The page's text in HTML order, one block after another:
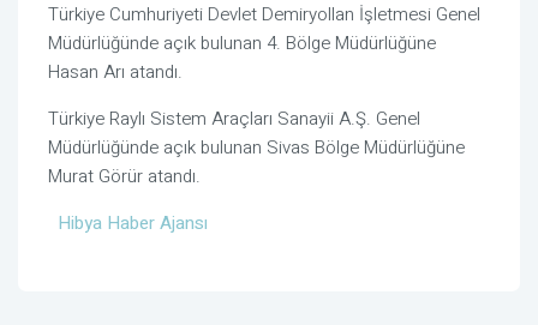
Türkiye Cumhuriyeti Devlet Demiryollan İşletmesi Genel
Müdürlüğünde açık bulunan 4. Bölge Müdürlüğüne
Hasan Arı atandı.
Türkiye Raylı Sistem Araçları Sanayii A.Ş. Genel
Müdürlüğünde açık bulunan Sivas Bölge Müdürlüğüne
Murat Görür atandı.
Hibya Haber Ajansı